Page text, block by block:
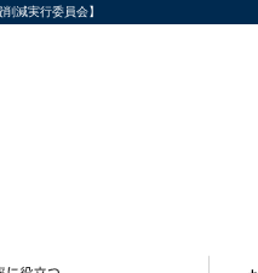
減実行委員会】